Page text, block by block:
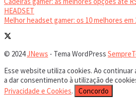
HEADSET
Melhor headset gamer: os 10 melhores em
© 2024JNews - Tema WordPress
Esse website utiliza cookies. Ao
a dar consentimento à utilização de
Privacidade e Cookies. Concordo